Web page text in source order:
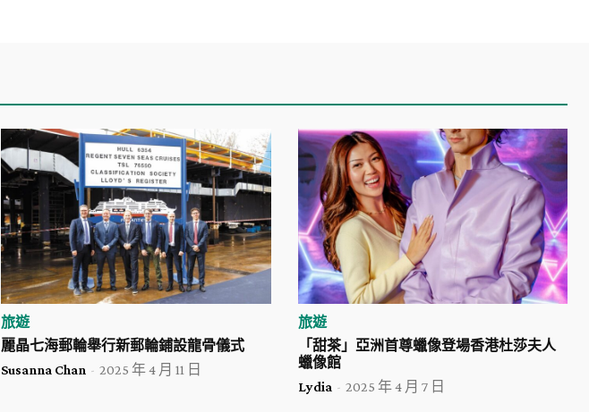
旅遊
麗晶七海郵輪舉行新郵輪鋪設龍骨儀式
Susanna Chan - 2025 年 4 月 11 日
旅遊
「甜茶」亞洲首尊蠟像登場香港杜莎夫人
蠟像館
Lydia - 2025 年 4 月 7 日